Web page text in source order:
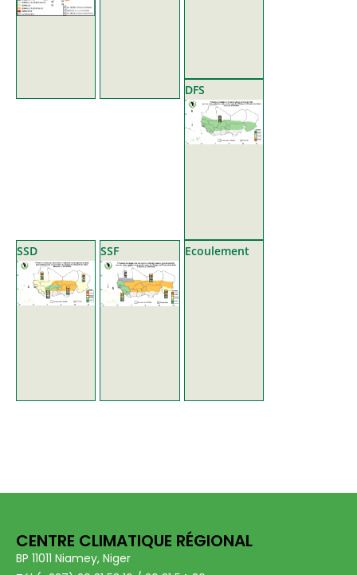
DFS
SSD SSF Ecoulement
CENTRE CLIMATIQUE RÉGIONAL
BP 11011 Niamey, Niger